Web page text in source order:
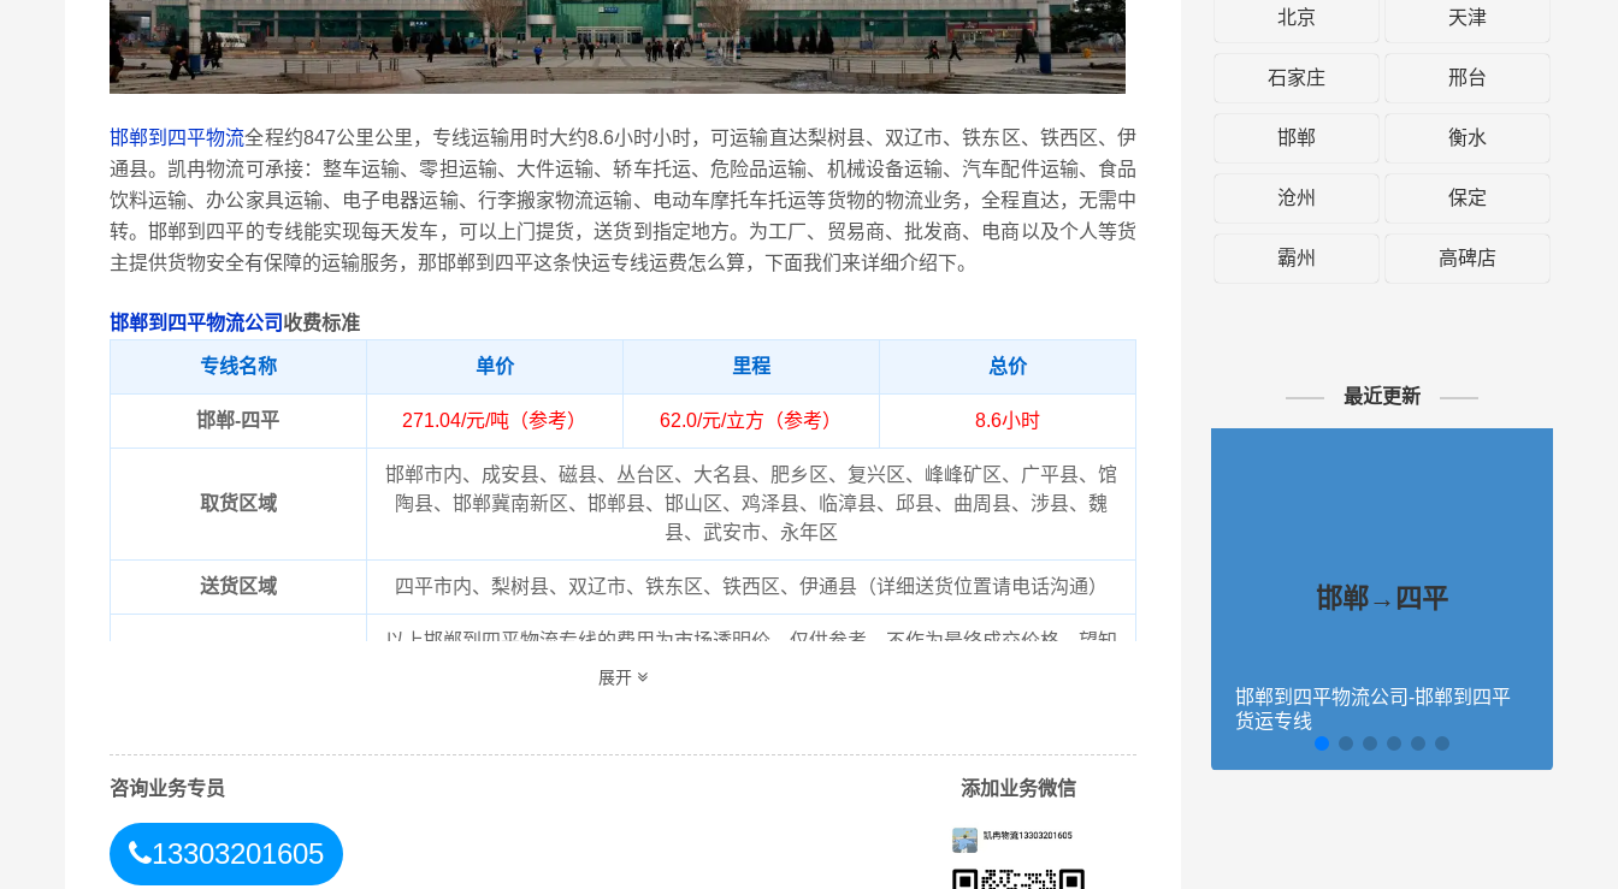
邯郸到四平物流全程约847公里公里，专线运输用时大约8.6小时小时，可运输直达梨树县、双辽市、铁东区、铁西区、伊
通县。凯冉物流可承接：整车运输、零担运输、大件运输、轿车托运、危险品运输、机械设备运输、汽车配件运输、食品
饮料运输、办公家具运输、电子电器运输、行李搬家物流运输、电动车摩托车托运等货物的物流业务，全程直达，无需中
转。邯郸到四平的专线能实现每天发车，可以上门提货，送货到指定地方。为工厂、贸易商、批发商、电商以及个人等货
主提供货物安全有保障的运输服务，那邯郸到四平这条快运专线运费怎么算，下面我们来详细介绍下。
邯郸到四平物流公司 收费标准
专线名称 单价 里程 总价
邯郸-四平 271.04/元/吨（参考） 62.0/元/立方（参考） 8.6小时
取货区域
邯郸市内、成安县、磁县、丛台区、大名县、肥乡区、复兴区、峰峰矿区、广平县、馆
陶县、邯郸冀南新区、邯郸县、邯山区、鸡泽县、临漳县、邱县、曲周县、涉县、魏
县、武安市、永年区
送货区域 四平市内、梨树县、双辽市、铁东区、铁西区、伊通县（详细送货位置请电话沟通）
以上邯郸到四平物流专线的费用为市场透明价，仅供参考，不作为最终成交价格，望知
晓！实际费用需要结合实际您的需求和货物特性来确定最终合作价格，可咨询凯冉物流
展开
咨询业务专员
13303201605
添加业务微信
北京 天津
石家庄 邢台
邯郸 衡水
沧州 保定
霸州 高碑店
最近更新
邯郸→四平
邯郸到四平物流公司-邯郸到四平
货运专线